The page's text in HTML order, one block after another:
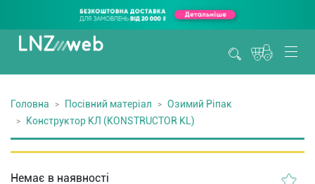
Головна Посівний матеріал
Озимий Ріпак
Конструктор КЛ (KONSTRUCTOR KL)
Немає в наявності